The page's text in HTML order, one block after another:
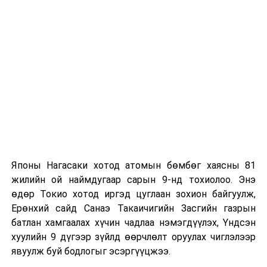
цаг агаарын урьдчилсан төлөв
Зургаадугаар сарын 18-нд баруун аймгуудын нутгийн
өмнөд хэсэг, төв, говь, зүүн аймгуудын нутгийн
зарим газраар, 19-нд Алтайн уулархаг нутаг, Халх
голын хөндийгөөр, 20, 21-нд Алтай, Хангайн уулархаг
нутаг, Халх голын хөндийгөөр бороо, дуу
Японы Нагасаки хотод атомын бөмбөг хаясны 81
жилийн ой наймдугаар сарын 9-нд тохиолоо. Энэ
өдөр Токио хотод иргэд цуглаан зохион байгуулж,
Ерөнхий сайд Санаэ Такаичигийн Засгийн газрын
батлан хамгаалах хүчин чадлаа нэмэгдүүлэх, Үндсэн
хуулийн 9 дүгээр зүйлд өөрчлөлт оруулах чиглэлээр
явуулж буй бодлогыг эсэргүүцжээ.